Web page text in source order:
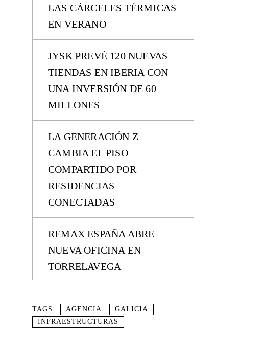
LAS CÁRCELES TÉRMICAS
EN VERANO
JYSK PREVÉ 120 NUEVAS
TIENDAS EN IBERIA CON
UNA INVERSIÓN DE 60
MILLONES
LA GENERACIÓN Z
CAMBIA EL PISO
COMPARTIDO POR
RESIDENCIAS
CONECTADAS
REMAX ESPAÑA ABRE
NUEVA OFICINA EN
TORRELAVEGA
TAGS AGENCIA
GALICIA
INFRAESTRUCTURAS